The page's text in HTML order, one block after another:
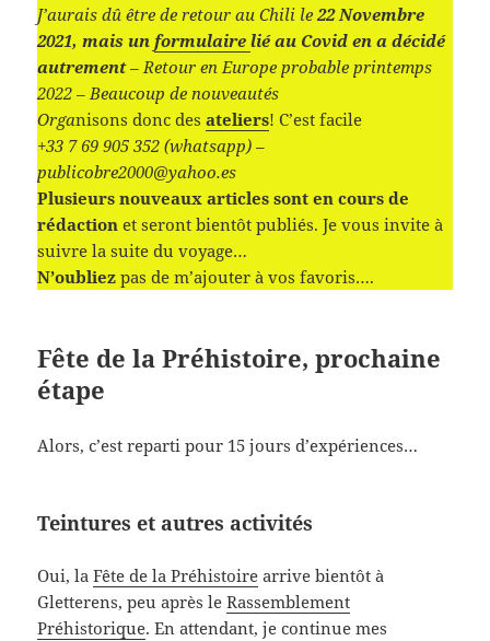
J’aurais dû être de retour au Chili le22 Novembre
2021, mais un formulairelié au Covid en a décidé
autrement– Retour en Europe probable printemps
2022 – Beaucoup de nouveautés
Organisons donc desateliers! C’est facile
+33 7 69 905 352 (whatsapp) –
publicobre2000@yahoo.es
Plusieurs nouveaux articles sont en cours de
rédaction et seront bientôt publiés. Je vous invite à
suivre la suite du voyage…
N’oubliezpas de m’ajouter à vos favoris….
Fête de la Préhistoire, prochaine
étape
Alors, c’est reparti pour 15 jours d’expériences…
Teintures et autres activités
Oui, laFête de la Préhistoire arrive bientôt à
Gletterens, peu après leRassemblement
Préhistorique. En attendant, je continue mes